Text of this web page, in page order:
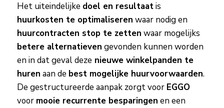
Het uiteindelijke doel en resultaatis
huurkosten te optimaliseren waar nodig en
huurcontracten stop te zetten waar mogelijks
betere alternatieven gevonden kunnen worden
en in dat geval deze nieuwe winkelpanden te
huren aan de best mogelijke huurvoorwaarden.
De gestructureerde aanpak zorgt voor EGGO
voor mooie recurrente besparingen en een